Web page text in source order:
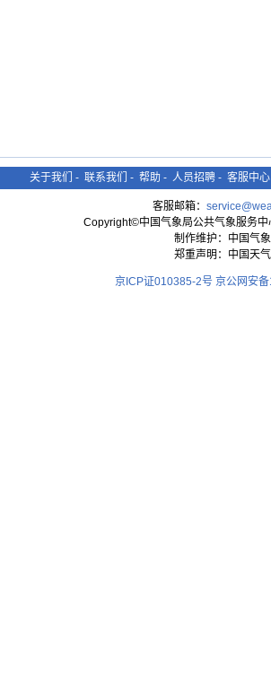
关于我们 - 联系我们 - 帮助 - 人员招聘 - 客服中心
客服邮箱：
Copyright©中国气象局公共气象服务
制作维护：中国气
郑重声明：中国天
京ICP证010385-2号 京公网安